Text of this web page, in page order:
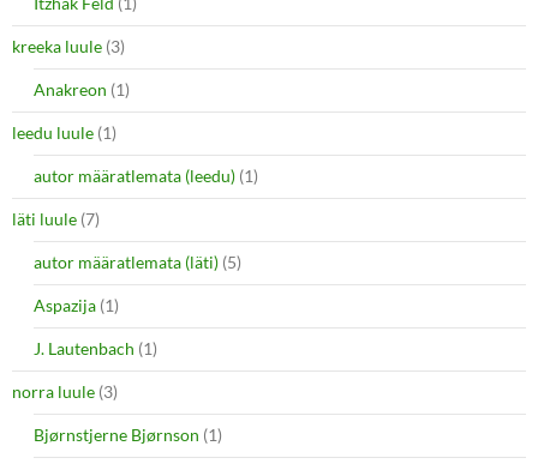
kreeka luule (3)
Anakreon (1)
leedu luule (1)
autor määratlemata (leedu) (1)
läti luule (7)
autor määratlemata (läti) (5)
Aspazija (1)
J. Lautenbach (1)
norra luule (3)
Bjørnstjerne Bjørnson (1)